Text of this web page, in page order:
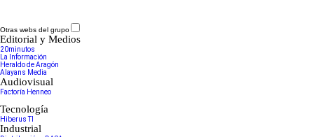
Otras webs del grupo
Editorial y Medios
20minutos
La Información
Heraldo de Aragón
Alayans Media
Audiovisual
Factoría Henneo
Tecnología
Hiberus TI
Industrial